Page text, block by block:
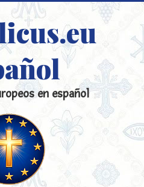
en español